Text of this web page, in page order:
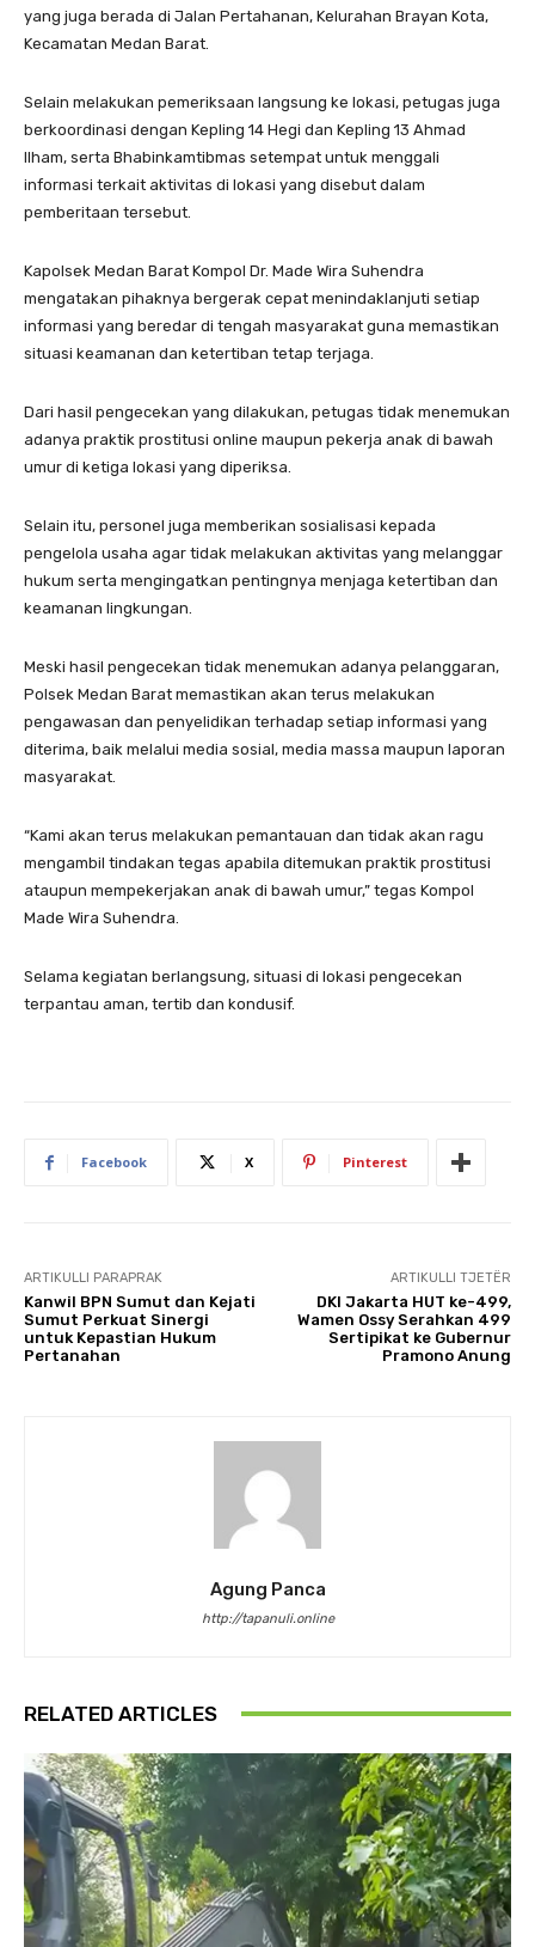
yang juga berada di Jalan Pertahanan, Kelurahan Brayan Kota,
Kecamatan Medan Barat.
Selain melakukan pemeriksaan langsung ke lokasi, petugas juga
berkoordinasi dengan Kepling 14 Hegi dan Kepling 13 Ahmad
Ilham, serta Bhabinkamtibmas setempat untuk menggali
informasi terkait aktivitas di lokasi yang disebut dalam
pemberitaan tersebut.
Kapolsek Medan Barat Kompol Dr. Made Wira Suhendra
mengatakan pihaknya bergerak cepat menindaklanjuti setiap
informasi yang beredar di tengah masyarakat guna memastikan
situasi keamanan dan ketertiban tetap terjaga.
Dari hasil pengecekan yang dilakukan, petugas tidak menemukan
adanya praktik prostitusi online maupun pekerja anak di bawah
umur di ketiga lokasi yang diperiksa.
Selain itu, personel juga memberikan sosialisasi kepada
pengelola usaha agar tidak melakukan aktivitas yang melanggar
hukum serta mengingatkan pentingnya menjaga ketertiban dan
keamanan lingkungan.
Meski hasil pengecekan tidak menemukan adanya pelanggaran,
Polsek Medan Barat memastikan akan terus melakukan
pengawasan dan penyelidikan terhadap setiap informasi yang
diterima, baik melalui media sosial, media massa maupun laporan
masyarakat.
“Kami akan terus melakukan pemantauan dan tidak akan ragu
mengambil tindakan tegas apabila ditemukan praktik prostitusi
ataupun mempekerjakan anak di bawah umur,” tegas Kompol
Made Wira Suhendra.
Selama kegiatan berlangsung, situasi di lokasi pengecekan
terpantau aman, tertib dan kondusif.
Facebook X Pinterest
ARTIKULLI PARAPRAK
Kanwil BPN Sumut dan Kejati
Sumut Perkuat Sinergi
untuk Kepastian Hukum
Pertanahan
ARTIKULLI TJETËR
DKI Jakarta HUT ke-499,
Wamen Ossy Serahkan 499
Sertipikat ke Gubernur
Pramono Anung
Agung Panca
http://tapanuli.online
RELATED ARTICLES